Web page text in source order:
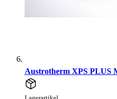
Austrotherm XPS PLUS